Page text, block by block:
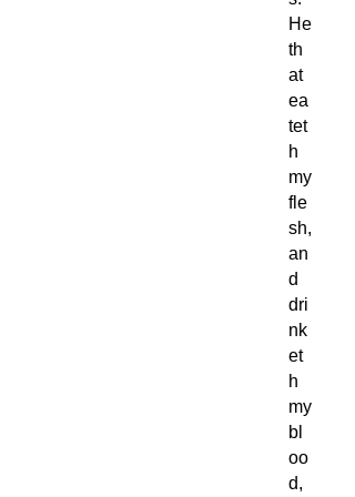
He
th
at
ea
tet
h
my
fle
sh,
an
d
dri
nk
et
h
my
bl
oo
d,